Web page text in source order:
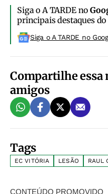
Siga o A TARDE no
principais destaques do
Siga o A TARDE no
Compartilhe essa
amigos
Tags
EC VITÓRIA LESÃO RAUL